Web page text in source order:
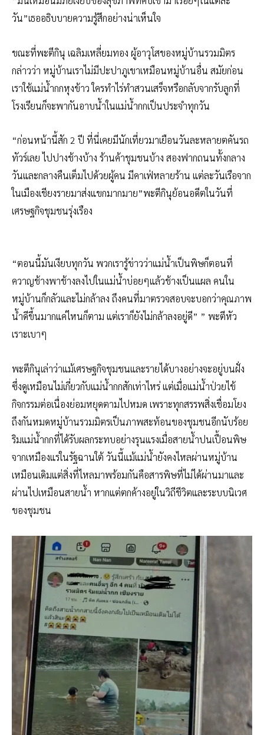
วัน”เธออธิบบายความรู้สึกอย่างน่าเห็นใจ
ขณะที่พะตีกินุ เฉลิมเหลี่ยมทอง ผู้อาวุโสของหมู่บ้านรวมมิตร
กล่าวว่า หมู่บ้านเราไม่มีปะปาภูเขาเหมือนหมู่บ้านอื่น สมัยก่อน
เราใช้แม่น้ำกกหุงข้าว ใครทำไร่ทำสวนเสร็จหรือกลับจากรับลูกที่
โรงเรียนก็จะพากันอาบน้ำในแม่น้ำกกเป็นประจำทุกวัน
“ก่อนหน้านี้สัก 2 ปี ที่นี่เคยมีนักเที่ยวมาเยือนวันละหลายตคันรถ
ทัวร์เลย ไปปางช้างบ้าง ร้านค้าชุมชนบ้าง สองฟากถนนทั้งกลาง
วันและกลางคืนเต็มไปด้วยผู้คน มีคาเฟ่หลายร้าน แต่ละวันเรือจาก
ในเมืองเชียงรายมาส่งแขกมากมาย”พะตีกินุย้อนอดีตในวันที่
เศรษฐกิจชุมชนรุ่งเรือง
“ตอนนี้มันเงียบทุกวัน พวกเรารู้ข่าวว่าแม่น้ำเป็นพิษก็ตอนที่
ควาญช้างพาช้างลงไปในแม่น้ำบ่อยๆแล้วช้างเป็นแผล คนใน
หมู่บ้านก็กลัวและไม่กล้าลง ถึงคนที่มาตรวจสอบจะบอกว่าคุณภาพ
น้ำดีขึ้นมากแค่ไหนก็ตาม แต่เราก็ยังไม่กล้าลงอยู่ดี” ” พะตีหัว
เราะเบาๆ
พะตีกินุเล่าว่าแม้เศรษฐกิจชุมชนและรายได้บางอย่างจะอยู่บนฝั่ง
ซึ่งดูเหมือนไม่เกี่ยวกับแม่น้ำกกสักเท่าไหร่ แต่เมื่อแม่น้ำป่วยไข้
กิจกรรมต่อเนื่องย่อมหยุดตามไปหมด เพราะทุกสรรพสิ่งเชื่อมโยง
ถึงกันหมดหมู่บ้านรวมมิตรเป็นภาพสะท้อนของชุมชนอีกนับร้อย
ริมแม่น้ำกกที่ได้รับผลกระทบอย่างรุนแรงเมื่อสายน้ำปนเปื้อนพิษ
จากเหมืองแร่ในรัฐฉานใต้ วันนี้แม้แม่น้ำยังคงไหลผ่านหมู่บ้าน
เหมือนเดิมแต่สิ่งที่ไหลมาพร้อมกันคือสารพิษที่ไม่ได้ผ่านมาและ
ผ่านไปเหมือนสายน้ำ หากแต่ตกค้างอยู่ในวิถีชีวิตและระบบนิเวศ
ของชุมชน